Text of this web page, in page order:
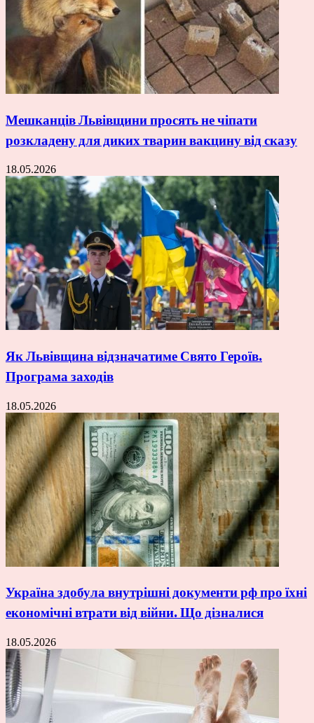
Мешканців Львівщини просять не чіпати
розкладену для диких тварин вакцину від сказу
18.05.2026
Як Львівщина відзначатиме Свято Героїв.
Програма заходів
18.05.2026
Україна здобула внутрішні документи рф про їхні
економічні втрати від війни. Що дізналися
18.05.2026